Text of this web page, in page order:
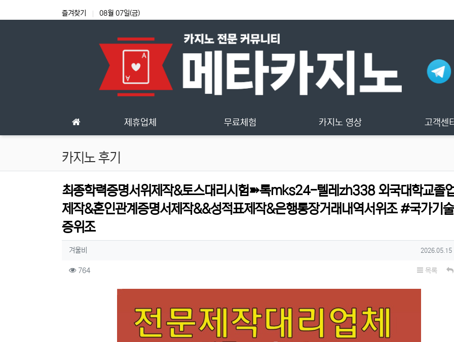
즐겨찾기 08월 07일(금)
제휴업체 무료체험 카지노 영상 고객센
카지노 후기
최종학력증명서위제작&토스대리시험➽톡mks24-텔레zh338 외국대학교졸
제작&혼인관계증명서제작&&성적표제작&은행통장거래내역서위조 #국가기
증위조
작성자 정보
겨울비 작성일
2026.05.15
컨텐츠 정보
764조회 목록